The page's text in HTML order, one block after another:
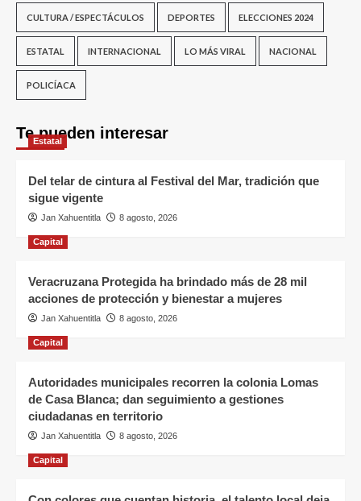
CULTURA / ESPECTÁCULOS DEPORTES ELECCIONES 2024
ESTATAL INTERNACIONAL LO MÁS VIRAL NACIONAL
POLICÍACA
Te pueden interesar
Estatal
Del telar de cintura al Festival del Mar, tradición que
sigue vigente
Jan Xahuentitla 8 agosto, 2026
Capital
Veracruzana Protegida ha brindado más de 28 mil
acciones de protección y bienestar a mujeres
Jan Xahuentitla 8 agosto, 2026
Capital
Autoridades municipales recorren la colonia Lomas
de Casa Blanca; dan seguimiento a gestiones
ciudadanas en territorio
Jan Xahuentitla 8 agosto, 2026
Capital